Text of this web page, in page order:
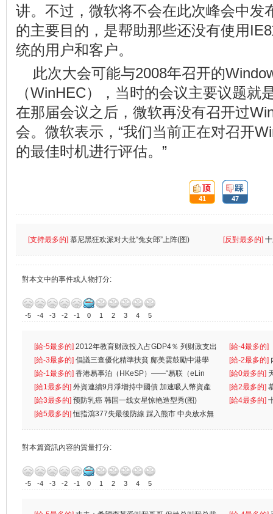
讲。不过，微软将不会在此次峰会中发
的主要目的，是帮助那些还没有使用
统的用户和客户。
此次大会可能与2008年召开的
（WinHEC），当时的会议主要议题就
在那届会议之后，微软再没有召开过
会。微软表示，“我们当前正在对召开
的最佳时机进行评估。”
頂:
41
踩:
47
[支持最多的] 慕尼黑狂欢派对大批“兔女郎”上阵(图) [反對最多的]
對本文中的事件或人物打分:
-5 -4 -3 -2 -1 0 1 2 3 4 5
[給-5最多的] 2012年教育财政投入占GDP4％ 列财政支出
首位
[給-4最多的]
一
[給-3最多的] 倡議三查優化精準扶貧 鄺美雲鼓勵中港學
生
[給-2最多的]
人
[給-1最多的] 香港易事泊（HKeSP）——“易联（eLin
k）”项目
[給0最多的]
[給1最多的] 外資連續9月淨增持中國債 加速吸人幣資產 [給2最多的]
[給3最多的] 预防乳癌 韩国一线女星惊艳造型秀(图) [給4最多的]
[給5最多的]恒指瀉377失最後防線 踩入熊市 中央放水無
對本篇資訊內容的質量打分:
-5 -4 -3 -2 -1 0 1 2 3 4 5